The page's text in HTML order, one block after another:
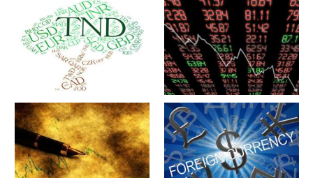
军工股[中简科技](300777)的公
司详细资料
军工股[上海瀚讯](300762)的公
司详细资料